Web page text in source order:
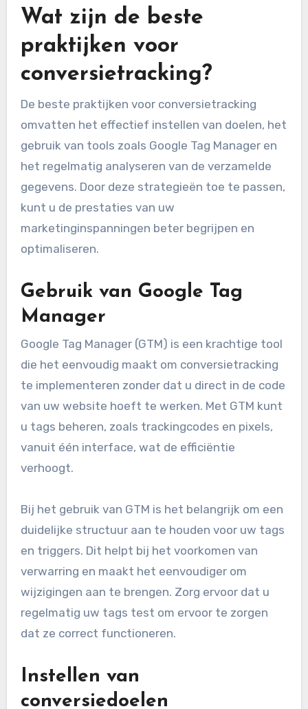
Wat zijn de beste
praktijken voor
conversietracking?
De beste praktijken voor conversietracking
omvatten het effectief instellen van doelen, het
gebruik van tools zoals Google Tag Manager en
het regelmatig analyseren van de verzamelde
gegevens. Door deze strategieën toe te passen,
kunt u de prestaties van uw
marketinginspanningen beter begrijpen en
optimaliseren.
Gebruik van Google Tag
Manager
Google Tag Manager (GTM) is een krachtige tool
die het eenvoudig maakt om conversietracking
te implementeren zonder dat u direct in de code
van uw website hoeft te werken. Met GTM kunt
u tags beheren, zoals trackingcodes en pixels,
vanuit één interface, wat de efficiëntie
verhoogt.
Bij het gebruik van GTM is het belangrijk om een
duidelijke structuur aan te houden voor uw tags
en triggers. Dit helpt bij het voorkomen van
verwarring en maakt het eenvoudiger om
wijzigingen aan te brengen. Zorg ervoor dat u
regelmatig uw tags test om ervoor te zorgen
dat ze correct functioneren.
Instellen van
conversiedoelen